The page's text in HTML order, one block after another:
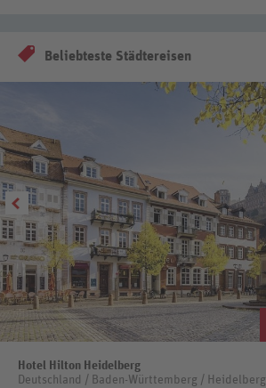
Beliebteste Städtereisen
Hotel Hilton Heidelberg
Deutschland / Baden-Württemberg / Heidelberg